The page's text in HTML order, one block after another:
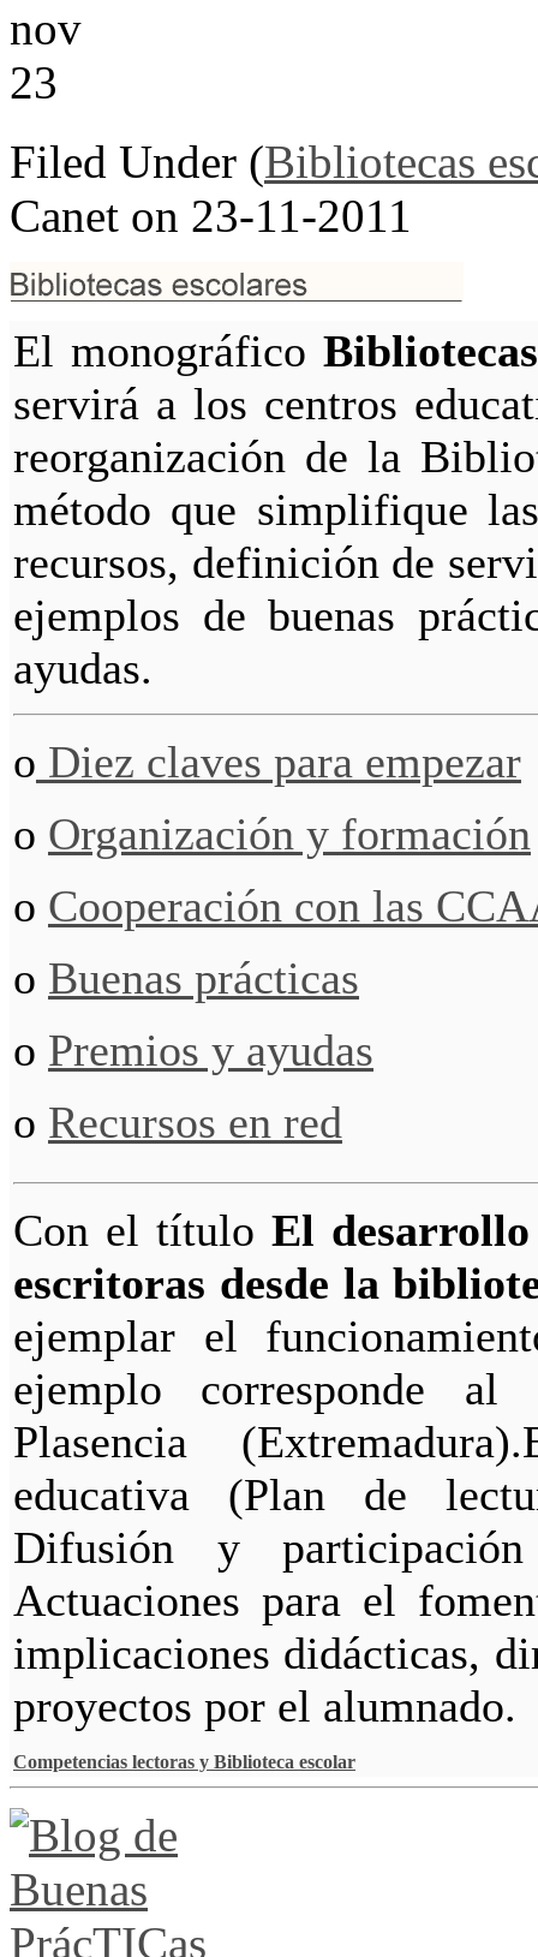
nov
23
Filed Under (Bibliotecas
Canet on 23-11-2011
El monográfico
servirá a los centros
reorganización de la
método que simplifique
recursos, definición de
ejemplos de buenas
ayudas.
o Diez claves para empezar
o Organización y formación
o Cooperación con las
o Buenas prácticas
o Premios y ayudas
o Recursos en red
Con el título El desarrollo
escritoras desde la
ejemplar el
ejemplo corresponde
Plasencia
educativa (Plan de
Difusión y
Actuaciones para el
implicaciones didácticas,
proyectos por el alumnado.
Competencias lectoras y Biblioteca escolar